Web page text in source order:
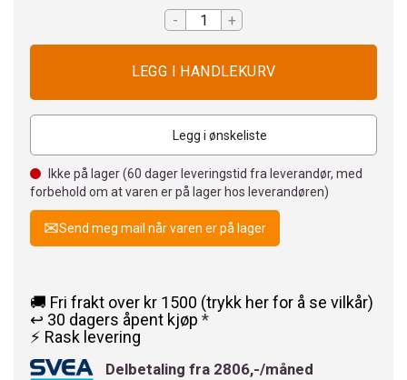
- +
Legg i ønskeliste
Ikke på lager (60 dager leveringstid fra leverandør, med
forbehold om at varen er på lager hos leverandøren)
Send meg mail når varen er på lager
🚚 Fri frakt over kr 1500 (trykk her for å se vilkår)
↩️ 30 dagers åpent kjøp *
⚡ Rask levering
Delbetaling fra 2806,-/måned